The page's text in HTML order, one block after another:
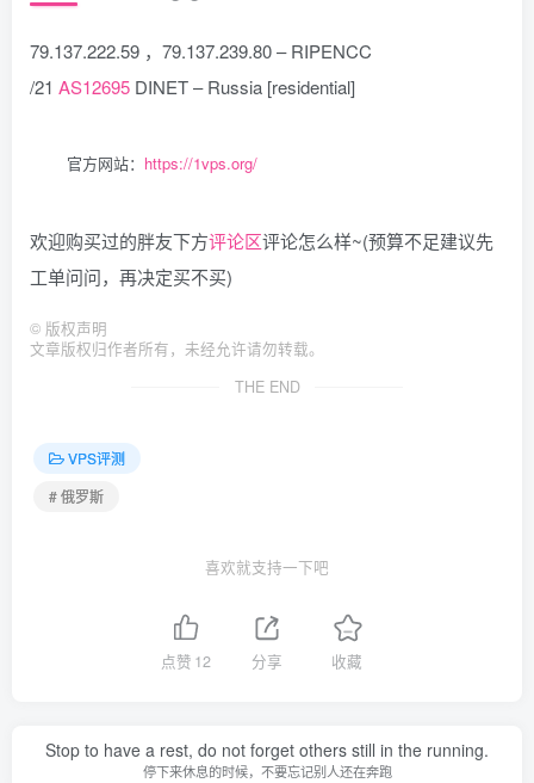
79.137.222.59 ，79.137.239.80 – RIPENCC
/21 AS12695 DINET – Russia [residential]
官方网站： https://1vps.org/
欢迎购买过的胖友下方评论区评论怎么样~(预算不足建议先
工单问问，再决定买不买)
© 版权声明
文章版权归作者所有，未经允许请勿转载。
THE END
VPS评测
# 俄罗斯
喜欢就支持一下吧
点赞 12 分享 收藏
Stop to have a rest, do not forget others still in the running.
停下来休息的时候，不要忘记别人还在奔跑